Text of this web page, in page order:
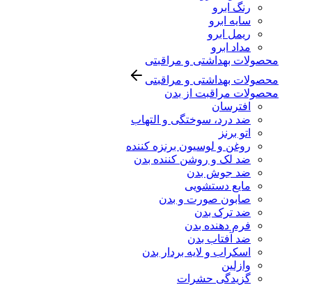
رنگ ابرو
سایه ابرو
ریمل ابرو
مداد ابرو
محصولات بهداشتی و مراقبتی
محصولات بهداشتی و مراقبتی
محصولات مراقبت از بدن
افترسان
ضد درد، سوختگی و التهاب
اتو برنز
روغن و لوسیون برنزه کننده
ضد لک و روشن کننده بدن
ضد جوش بدن
مایع دستشویی
صابون صورت و بدن
ضد ترک بدن
فرم دهنده بدن
ضد آفتاب بدن
اسکراب و لایه بردار بدن
وازلین
گزیدگی حشرات